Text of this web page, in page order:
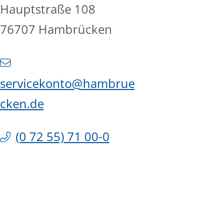
Hauptstraße 108
76707 Hambrücken
servicekonto@hambrue
cken.de
(0 72 55) 71 00-0